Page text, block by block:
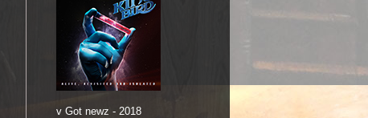
v Got newz - 2018